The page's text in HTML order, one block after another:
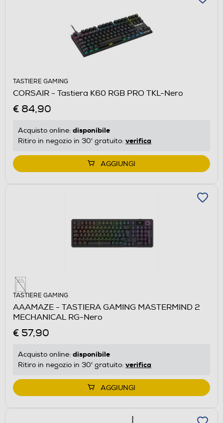
TASTIERE GAMING
CORSAIR - Tastiera K60 RGB PRO TKL-Nero
€ 84,90
Acquisto online: disponibile
Ritiro in negozio in 30' gratuito: verifica
AGGIUNGI
TASTIERE GAMING
AAAMAZE - TASTIERA GAMING MASTERMIND 2
MECHANICAL RG-Nero
€ 57,90
Acquisto online: disponibile
Ritiro in negozio in 30' gratuito: verifica
AGGIUNGI